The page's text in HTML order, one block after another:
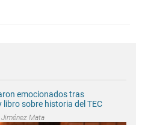
emocionados tras
sobre historia del TEC
Jiménez Mata